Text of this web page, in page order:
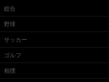
総合
野球
サッカー
ゴルフ
相撲